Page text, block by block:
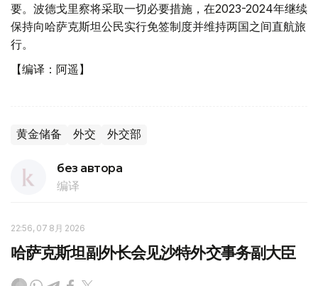
要。波德戈里察将采取一切必要措施，在2023-2024年继续
保持向哈萨克斯坦公民实行免签制度并维持两国之间直航旅
行。
【编译：阿遥】
黄金储备 外交 外交部
без автора
编译
22:56, 07 8月 2026
哈萨克斯坦副外长会见沙特外交事务副大臣